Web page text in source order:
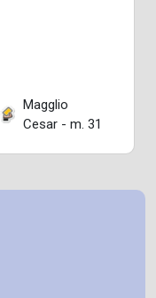
Magglio
Cesar - m. 31